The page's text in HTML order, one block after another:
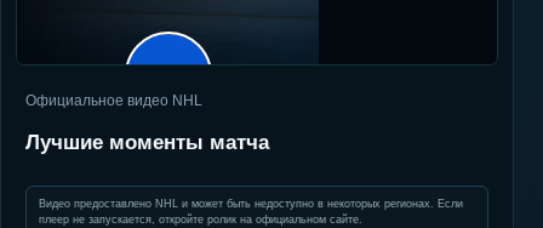
▶
Официальное видео NHL
Лучшие моменты матча
Видео предоставлено NHL и может быть недоступно в некоторых регионах. Если
плеер не запускается, откройте ролик на официальном сайте.